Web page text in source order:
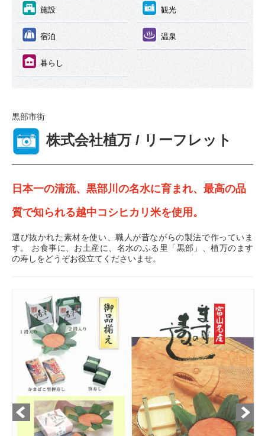
⑦ 施設 ⑧ 観光
⑨ 宿泊 ⑩ 温泉
⑪ 暮らし
黒部市街
⑧ 株式会社植万 / リーフレット
日本一の清流、黒部川の名水に育まれ、最高の品
質で知られる越中コシヒカリ米を使用。
選び抜かれた素材を使い、職人が昔ながらの製法で作っていま
す。 お食事に、お土産に、名水のふる里「黒部」、植万のます
の寿しをどうぞお役立てくださいませ。